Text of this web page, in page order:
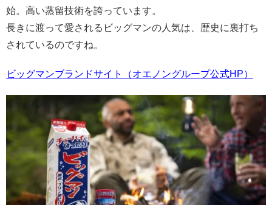
始。高い蒸留技術を誇っています。
長きに渡って愛されるビッグマンの人気は、歴史に裏打ち
されているのですね。
ビッグマンブランドサイト（オエノングループ公式HP）